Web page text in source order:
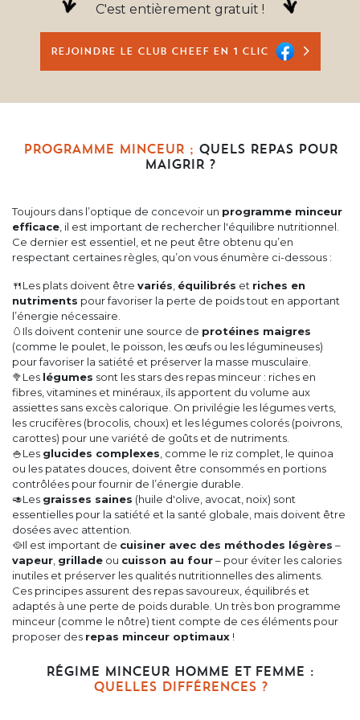
C'est entièrement gratuit !
REJOINDRE LE CLUB CHEEF EN 1 CLIC
PROGRAMME MINCEUR ; QUELS REPAS POUR
MAIGRIR ?
Toujours dans l’optique de concevoir un programme minceur
efficace , il est important de rechercher l'équilibre nutritionnel.
Ce dernier est essentiel, et ne peut être obtenu qu’en
respectant certaines règles, qu’on vous énumère ci-dessous :
🍴Les plats doivent être variés équilibrés et riches en
nutriments pour favoriser la perte de poids tout en apportant
l’énergie nécessaire.
🥚Ils doivent contenir une source de protéines maigres
(comme le poulet, le poisson, les œufs ou les légumineuses)
pour favoriser la satiété et préserver la masse musculaire.
🥦Les légumes sont les stars des repas minceur : riches en
fibres, vitamines et minéraux, ils apportent du volume aux
assiettes sans excès calorique. On privilégie les légumes verts,
les crucifères (brocolis, choux) et les légumes colorés (poivrons,
carottes) pour une variété de goûts et de nutriments.
🍚Les glucides complexes , comme le riz complet, le quinoa
ou les patates douces, doivent être consommés en portions
contrôlées pour fournir de l’énergie durable.
🥑Les graisses saines (huile d'olive, avocat, noix) sont
essentielles pour la satiété et la santé globale, mais doivent être
dosées avec attention.
🥘Il est important de cuisiner avec des méthodes légères –
vapeur grillade ou cuisson au four– pour éviter les calories
inutiles et préserver les qualités nutritionnelles des aliments.
Ces principes assurent des repas savoureux, équilibrés et
adaptés à une perte de poids durable. Un très bon programme
minceur (comme le nôtre) tient compte de ces éléments pour
proposer des repas minceur optimaux !
RÉGIME MINCEUR HOMME ET FEMME :
QUELLES DIFFÉRENCES ?